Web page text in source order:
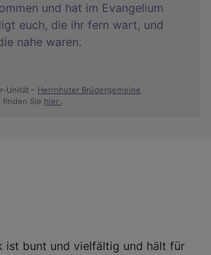
und hat im Evangelium
euch, die ihr fern wart, und
nahe waren.
Unität – Herrnhuter Brüdergemeine
finden Sie hier .
ist bunt und vielfältig und hält für